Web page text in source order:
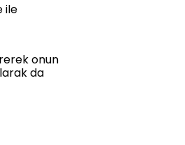
ile
onun
da